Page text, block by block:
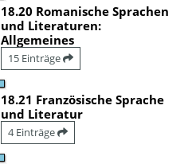
18.20 Romanische Sprachen
und Literaturen:
Allgemeines
15 Einträge
18.21 Französische Sprache
und Literatur
4 Einträge